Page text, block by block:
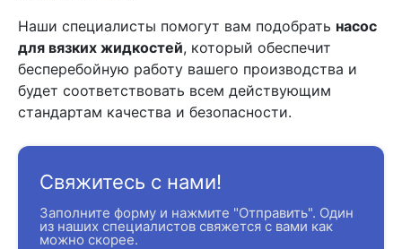
Наши специалисты помогут вам подобрать насос
для вязких жидкостей, который обеспечит
бесперебойную работу вашего производства и
будет соответствовать всем действующим
стандартам качества и безопасности.
Свяжитесь с нами!
Заполните форму и нажмите "Отправить". Один
из наших специалистов свяжется с вами как
можно скорее.